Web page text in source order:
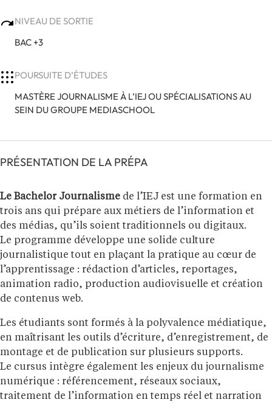
NIVEAU DE SORTIE
BAC +3
POURSUITE D’ÉTUDES
MASTÈRE JOURNALISME À L’IEJ OU SPÉCIALISATIONS AU
SEIN DU GROUPE MEDIASCHOOL
PRÉSENTATION DE LA PRÉPA
Le Bachelor Journalisme de l’IEJ est une formation en
trois ans qui prépare aux métiers de l’information et
des médias, qu’ils soient traditionnels ou digitaux.
Le programme développe une solide culture
journalistique tout en plaçant la pratique au cœur de
l’apprentissage : rédaction d’articles, reportages,
animation radio, production audiovisuelle et création
de contenus web.
Les étudiants sont formés à la polyvalence médiatique,
en maîtrisant les outils d’écriture, d’enregistrement, de
montage et de publication sur plusieurs supports.
Le cursus intègre également les enjeux du journalisme
numérique : référencement, réseaux sociaux,
traitement de l’information en temps réel et narration